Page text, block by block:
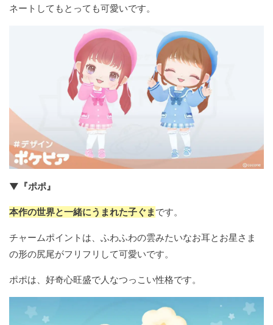
ネートしてもとっても可愛いです。
▼『ポポ』
本作の世界と一緒にうまれた子ぐまです。
チャームポイントは、ふわふわの雲みたいなお耳とお星さま
の形の尻尾がフリフリして可愛いです。
ポポは、好奇心旺盛で人なつっこい性格です。